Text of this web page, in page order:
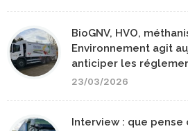
BioGNV, HVO,
Environnement agit
anticiper les
23/03/2026
Interview : que